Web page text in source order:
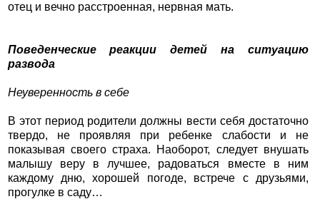
отец и вечно расстроенная, нервная мать.
Поведенческие реакции детей на ситуацию
развода
Неуверенность в себе
В этот период родители должны вести себя достаточно
твердо, не проявляя при ребенке слабости и не
показывая своего страха. Наоборот, следует внушать
малышу веру в лучшее, радоваться вместе в ним
каждому дню, хорошей погоде, встрече с друзьями,
прогулке в саду…